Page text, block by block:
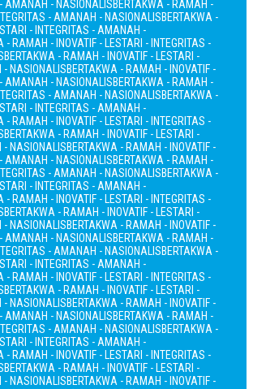
AMANAH - NASIONALISBERTAKWA - RAMAH -
- AMANAH - NASIONALISBERTAKWA -
- INTEGRITAS - AMANAH -
- RAMAH - INOVATIF - LESTARI - INTEGRITAS -
BERTAKWA - RAMAH - INOVATIF - LESTARI -
- NASIONALISBERTAKWA - RAMAH - INOVATIF -
AMANAH - NASIONALISBERTAKWA - RAMAH -
- AMANAH - NASIONALISBERTAKWA -
- INTEGRITAS - AMANAH -
- RAMAH - INOVATIF - LESTARI - INTEGRITAS -
BERTAKWA - RAMAH - INOVATIF - LESTARI -
- NASIONALISBERTAKWA - RAMAH - INOVATIF -
AMANAH - NASIONALISBERTAKWA - RAMAH -
- AMANAH - NASIONALISBERTAKWA -
- INTEGRITAS - AMANAH -
- RAMAH - INOVATIF - LESTARI - INTEGRITAS -
BERTAKWA - RAMAH - INOVATIF - LESTARI -
- NASIONALISBERTAKWA - RAMAH - INOVATIF -
AMANAH - NASIONALISBERTAKWA - RAMAH -
- AMANAH - NASIONALISBERTAKWA -
- INTEGRITAS - AMANAH -
- RAMAH - INOVATIF - LESTARI - INTEGRITAS -
BERTAKWA - RAMAH - INOVATIF - LESTARI -
- NASIONALISBERTAKWA - RAMAH - INOVATIF -
AMANAH - NASIONALISBERTAKWA - RAMAH -
- AMANAH - NASIONALISBERTAKWA -
- INTEGRITAS - AMANAH -
- RAMAH - INOVATIF - LESTARI - INTEGRITAS -
BERTAKWA - RAMAH - INOVATIF - LESTARI -
- NASIONALISBERTAKWA - RAMAH - INOVATIF -